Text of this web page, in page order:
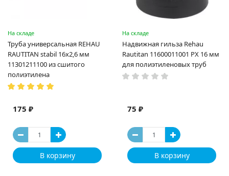
На складе
Труба универсальная REHAU
RAUTITAN stabil 16х2,6 мм
11301211100 из сшитого
полиэтилена
175 ₽
В корзину
На складе
Надвижная гильза Rehau
Rautitan 11600011001 PX 16 мм
для полиэтиленовых труб
75 ₽
В корзину